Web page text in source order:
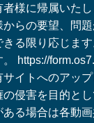
様に帰属いた
らの要望、問
きる限り応じま
https://
イトへのアッ
侵害を目的と
る場合は各動